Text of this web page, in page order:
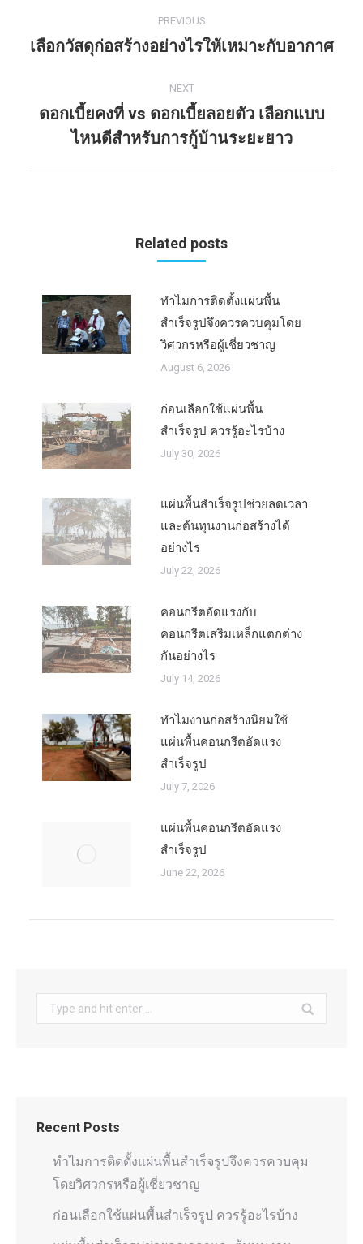
navigation
PREVIOUS
Previous
เลือกวัสดุก่อสร้างอย่างไรให้เหมาะกับอากาศ
NEXT
Next
post:
ดอกเบี้ยคงที่ vs ดอกเบี้ยลอยตัว เลือกแบบ
ไหนดีสำหรับการกู้บ้านระยะยาว
Related posts
ทำไมการติดตั้งแผ่นพื้น
สำเร็จรูปจึงควรควบคุมโดย
วิศวกรหรือผู้เชี่ยวชาญ
August 6, 2026
ก่อนเลือกใช้แผ่นพื้น
สำเร็จรูป ควรรู้อะไรบ้าง
July 30, 2026
แผ่นพื้นสำเร็จรูปช่วยลดเวลา
และต้นทุนงานก่อสร้างได้
อย่างไร
July 22, 2026
คอนกรีตอัดแรงกับ
คอนกรีตเสริมเหล็กแตกต่าง
กันอย่างไร
July 14, 2026
ทำไมงานก่อสร้างนิยมใช้
แผ่นพื้นคอนกรีตอัดแรง
สำเร็จรูป
July 7, 2026
แผ่นพื้นคอนกรีตอัดแรง
สำเร็จรูป
June 22, 2026
Search:
Recent Posts
ทำไมการติดตั้งแผ่นพื้นสำเร็จรูปจึงควรควบคุม
โดยวิศวกรหรือผู้เชี่ยวชาญ
ก่อนเลือกใช้แผ่นพื้นสำเร็จรูป ควรรู้อะไรบ้าง